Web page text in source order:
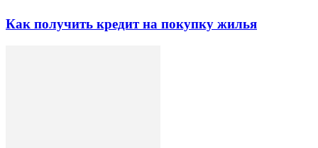
Как получить кредит на покупку жилья